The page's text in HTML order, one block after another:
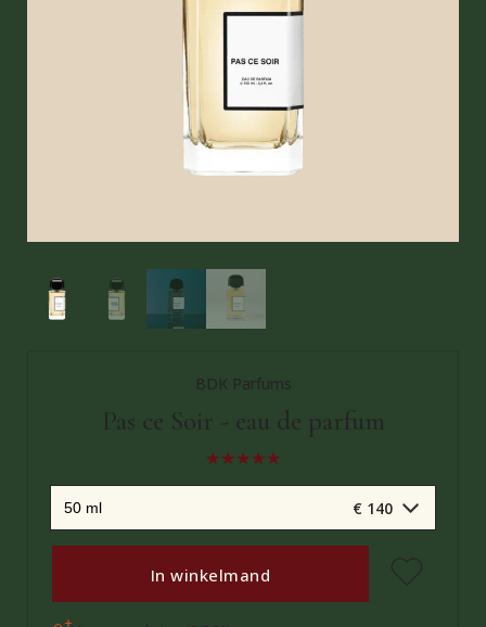
BDK Parfums
Pas ce Soir - eau de parfum
€ 140
In winkelmand